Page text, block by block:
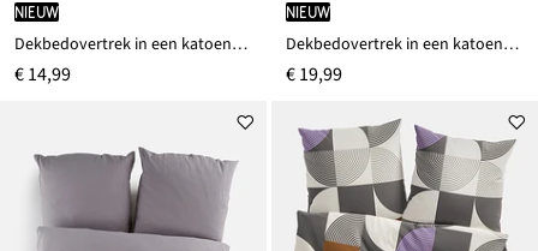
Nieuw
Dekbedovertrek in een katoenmix
€ 14,99
Nieuw
Dekbedovertrek in een katoenmix
€ 19,99